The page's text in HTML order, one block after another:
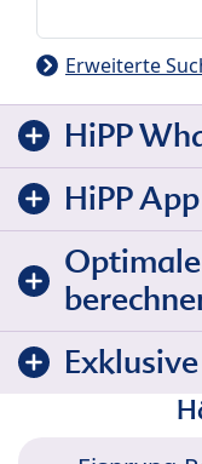
Erweiterte
HiPP
HiPP App